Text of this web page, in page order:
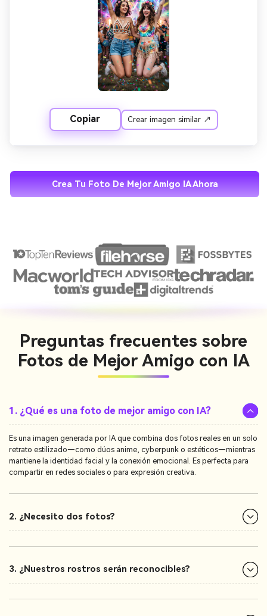
estética divertida de fiesta
Copiar Crear imagen similar ↗
Crea Tu Foto De Mejor Amigo IA Ahora
Preguntas frecuentes sobre
Fotos de Mejor Amigo con IA
1. ¿Qué es una foto de mejor amigo con IA?
Es una imagen generada por IA que combina dos fotos reales en un solo
retrato estilizado—como dúos anime, cyberpunk o estéticos—mientras
mantiene la identidad facial y la conexión emocional. Es perfecta para
compartir en redes sociales o para expresión creativa.
2. ¿Necesito dos fotos?
3. ¿Nuestros rostros serán reconocibles?